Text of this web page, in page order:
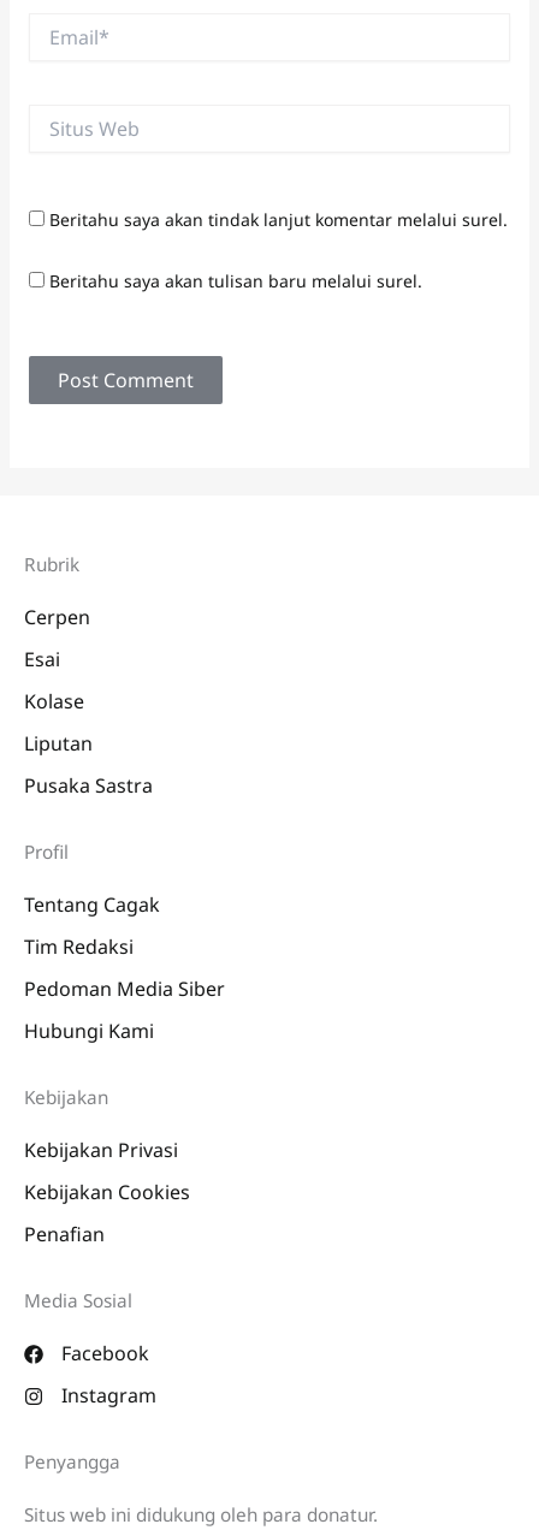
Web
Beritahu saya akan tindak lanjut komentar melalui surel.
Beritahu saya akan tulisan baru melalui surel.
Rubrik
Cerpen
Esai
Kolase
Liputan
Pusaka Sastra
Profil
Tentang Cagak
Tim Redaksi
Pedoman Media Siber
Hubungi Kami
Kebijakan
Kebijakan Privasi
Kebijakan Cookies
Penafian
Media Sosial
Facebook
Instagram
Penyangga
Situs web ini didukung oleh para donatur.